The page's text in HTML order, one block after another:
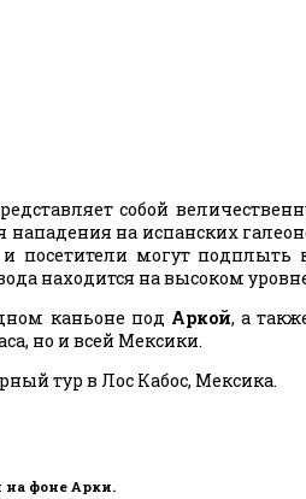
собой
на испанских
посетители могут подплыть
находится на высоком
каньоне под Аркой, а
но и всей Мексики.
тур в Лос Кабос, Мексика.
на фоне Арки.